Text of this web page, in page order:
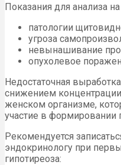
Показания для анализа
патологии
угроза
невынашивание
опухолевое
Недостаточная
снижением
женском организме,
участие в формировании
Рекомендуется
эндокринологу при
гипотиреоза: